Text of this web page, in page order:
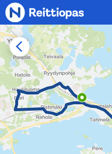
Siirry sisältöön